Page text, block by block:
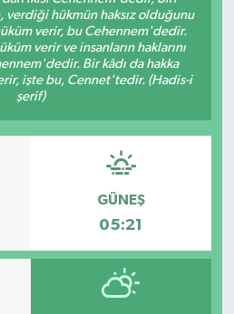
hükmün haksız olduğunu
verir, bu Cehennem'dedir.
verir ve insanların haklarını
Bir kâdı da hakka
işte bu, Cennet'tedir. (Hadis-i
şerif)
GÜNEŞ
05:21